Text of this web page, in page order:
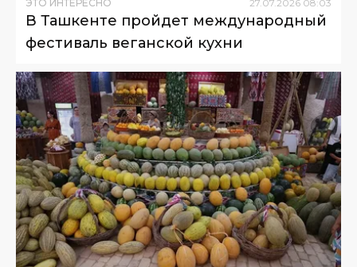
ЭТО ИНТЕРЕСНО 27 07 2026 08:03
В Ташкенте пройдет международный
фестиваль веганской кухни